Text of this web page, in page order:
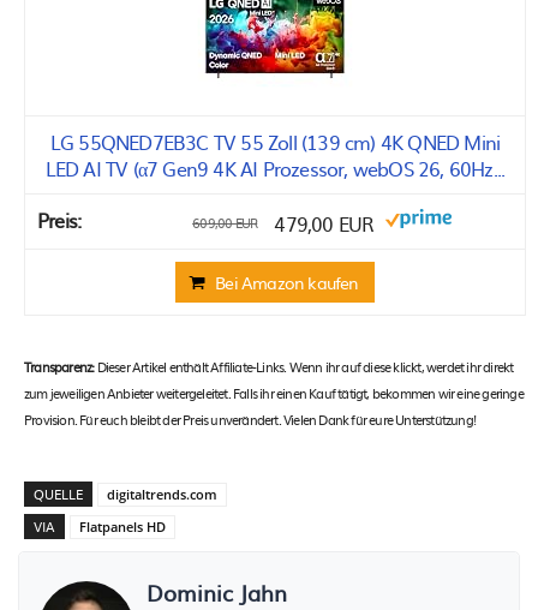
LG 55QNED7EB3C TV 55 Zoll (139 cm) 4K QNED Mini
LED AI TV (α7 Gen9 4K AI Prozessor, webOS 26, 60Hz...
609,00 EUR 479,00 EUR
Bei Amazon kaufen
Transparenz:Dieser Artikel enthält Affiliate-Links. Wenn ihr auf diese klickt, werdet ihr direkt
zum jeweiligen Anbieter weitergeleitet. Falls ihr einen Kauf tätigt, bekommen wir eine geringe
Provision. Für euch bleibt der Preis unverändert. Vielen Dank für eure Unterstützung!
QUELLE digitaltrends.com
VIA Flatpanels HD
Dominic Jahn